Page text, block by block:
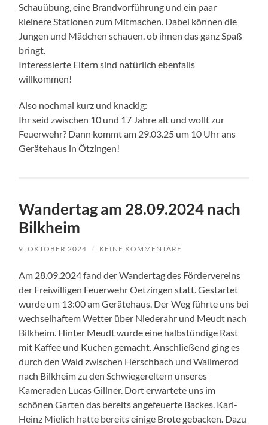
Schauübung, eine Brandvorführung und ein paar
kleinere Stationen zum Mitmachen. Dabei können die
Jungen und Mädchen schauen, ob ihnen das ganz Spaß
bringt.
Interessierte Eltern sind natürlich ebenfalls
willkommen!
Also nochmal kurz und knackig:
Ihr seid zwischen 10 und 17 Jahre alt und wollt zur
Feuerwehr? Dann kommt am 29.03.25 um 10 Uhr ans
Gerätehaus in Ötzingen!
Wandertag am 28.09.2024 nach
Bilkheim
9. OKTOBER 2024 / KEINE KOMMENTARE
Am 28.09.2024 fand der Wandertag des Fördervereins
der Freiwilligen Feuerwehr Oetzingen statt. Gestartet
wurde um 13:00 am Gerätehaus. Der Weg führte uns bei
wechselhaftem Wetter über Niederahr und Meudt nach
Bilkheim. Hinter Meudt wurde eine halbstündige Rast
mit Kaffee und Kuchen gemacht. Anschließend ging es
durch den Wald zwischen Herschbach und Wallmerod
nach Bilkheim zu den Schwiegereltern unseres
Kameraden Lucas Gillner. Dort erwartete uns im
schönen Garten das bereits angefeuerte Backes. Karl-
Heinz Mielich hatte bereits einige Brote gebacken. Dazu